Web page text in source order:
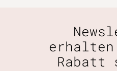
erhalten
Rabatt